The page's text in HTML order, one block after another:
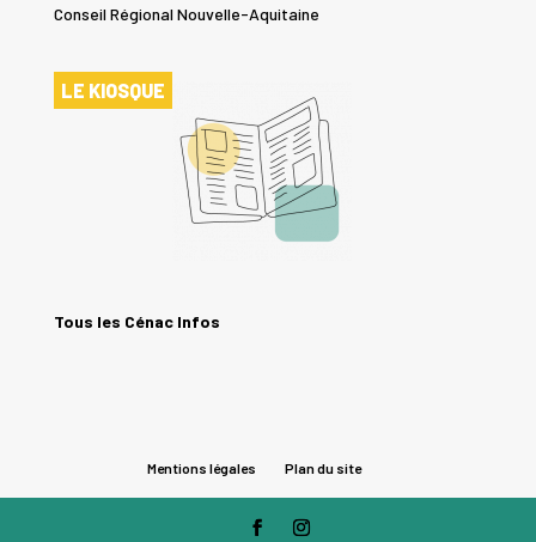
Conseil Régional Nouvelle-Aquitaine
LE KIOSQUE
Tous les Cénac Infos
Mentions légales Plan du site